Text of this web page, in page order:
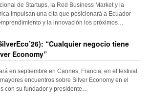
de Startups, la Red Business Market y la
impulsan una cita que posicionará a Ecuador
y la innovación los próximos…
“Cualquier negocio tiene
Economy”
en septiembre en Cannes, Francia, en el festival
encuentros sobre Silver Economy en el
con su fundador y presidente…